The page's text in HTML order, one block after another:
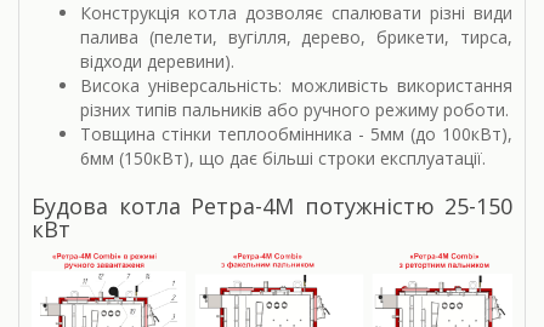
Конструкція котла дозволяє спалювати різні види
палива (пелети, вугілля, дерево, брикети, тирса,
відходи деревини).
Висока універсальність: можливість використання
різних типів пальників або ручного режиму роботи.
Товщина стінки теплообмінника - 5мм (до 100кВт),
6мм (150кВт), що дає більші строки експлуатації.
Будова котла Ретра-4М потужністю 25-150
кВт